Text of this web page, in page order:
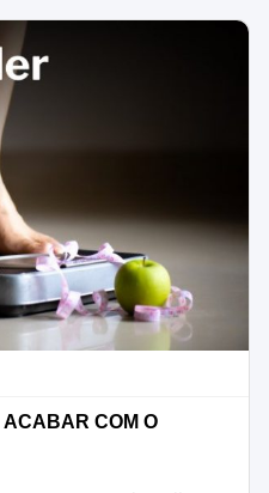
ACABAR COM O